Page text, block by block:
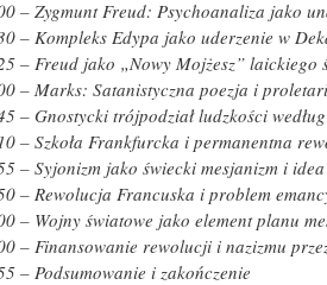
– Zygmunt Freud: Psychoanaliza jako
– Kompleks Edypa jako uderzenie w
– Freud jako „Nowy Mojżesz” laickiego
– Marks: Satanistyczna poezja i
– Gnostycki trójpodział ludzkości
– Szkoła Frankfurcka i permanentna
– Syjonizm jako świecki mesjanizm i
– Rewolucja Francuska i problem
– Wojny światowe jako element planu
– Finansowanie rewolucji i nazizmu
– Podsumowanie i zakończenie